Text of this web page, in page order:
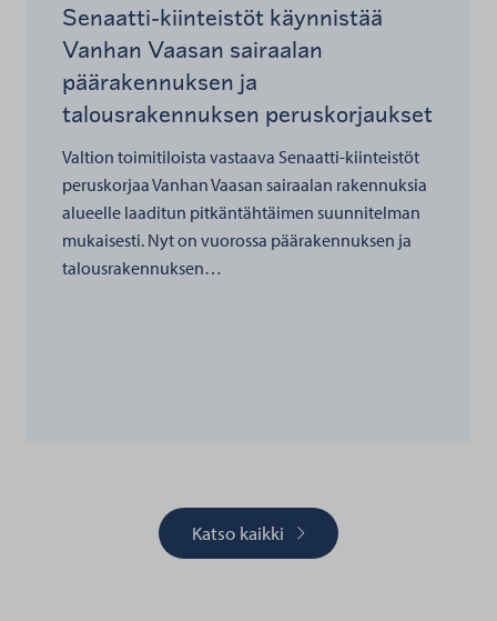
Senaatti-kiinteistöt käynnistää
Vanhan Vaasan sairaalan
päärakennuksen ja
talousrakennuksen peruskorjaukset
Valtion toimitiloista vastaava Senaatti-kiinteistöt
peruskorjaa Vanhan Vaasan sairaalan rakennuksia
alueelle laaditun pitkäntähtäimen suunnitelman
mukaisesti. Nyt on vuorossa päärakennuksen ja
talousrakennuksen…
Katso kaikki